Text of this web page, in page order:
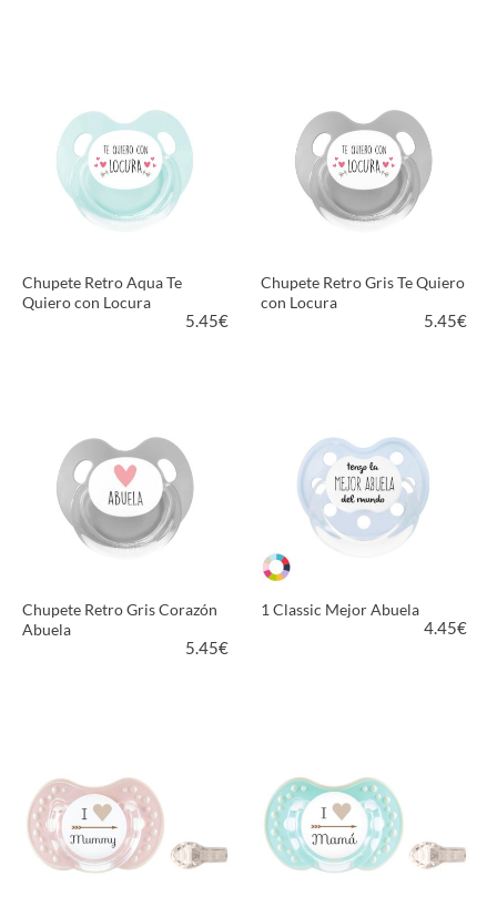
Chupete Retro Aqua Te
Quiero con Locura
5.45€
Chupete Retro Gris Te Quiero
con Locura
5.45€
Chupete Retro Gris Corazón
Abuela
5.45€
1 Classic Mejor Abuela
4.45€